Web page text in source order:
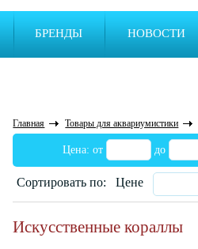
БРЕНДЫ НОВОСТИ
Главная Товары для аквариумистики
Цена: от до
Сортировать по: Цене
Искусственные кораллы